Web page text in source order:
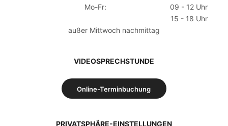
Mo-Fr:
09 - 12 Uhr
15 - 18 Uhr
außer Mittwoch nachmittag
VIDEOSPRECHSTUNDE
Online-Terminbuchung
PRIVATSPHÄRE-EINSTELLUNGEN